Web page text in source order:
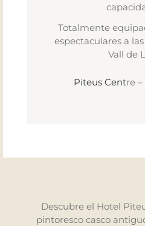
Totalmente
espectaculares a
Vall de
Piteus Centre –
Descubre el Hotel
pintoresco casco